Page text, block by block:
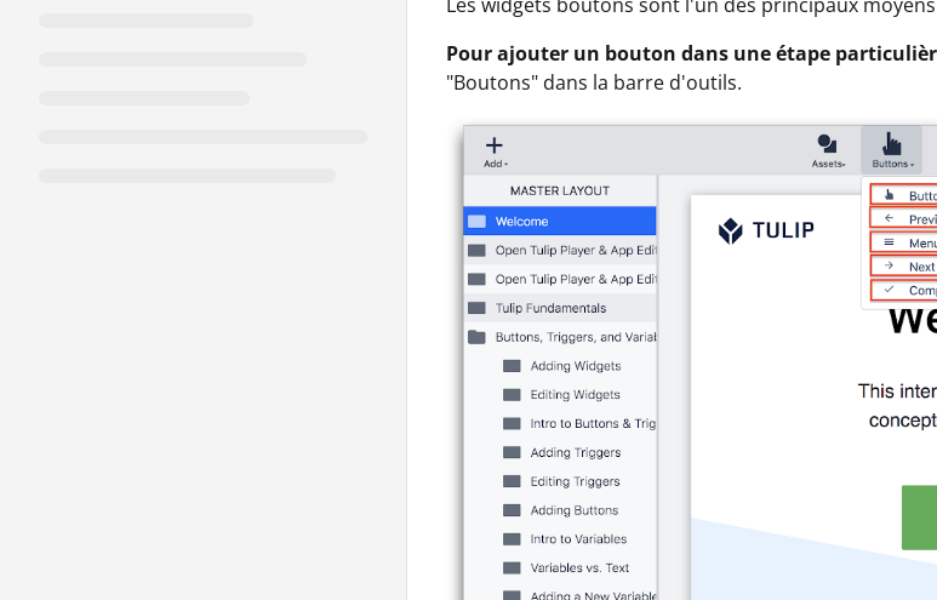
Pourajouter un bouton dans une étape
"Boutons" dans la barre d'outils.